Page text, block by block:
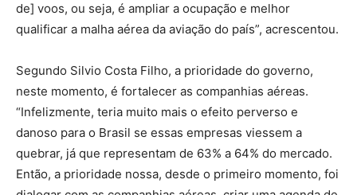
de] voos, ou seja, é ampliar a ocupação e melhor
qualificar a malha aérea da aviação do país”, acrescentou.
Segundo Silvio Costa Filho, a prioridade do governo,
neste momento, é fortalecer as companhias aéreas.
“Infelizmente, teria muito mais o efeito perverso e
danoso para o Brasil se essas empresas viessem a
quebrar, já que representam de 63% a 64% do mercado.
Então, a prioridade nossa, desde o primeiro momento, foi